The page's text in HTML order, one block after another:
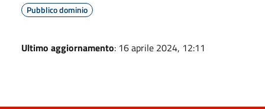
Pubblico dominio
Ultimo aggiornamento: 16 aprile 2024, 12:11